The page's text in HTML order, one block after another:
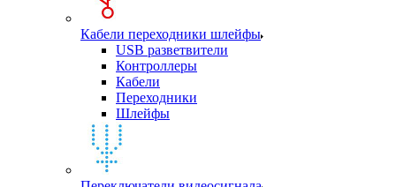
Кабели переходники шлейфы
USB разветвители
Контроллеры
Кабели
Переходники
Шлейфы